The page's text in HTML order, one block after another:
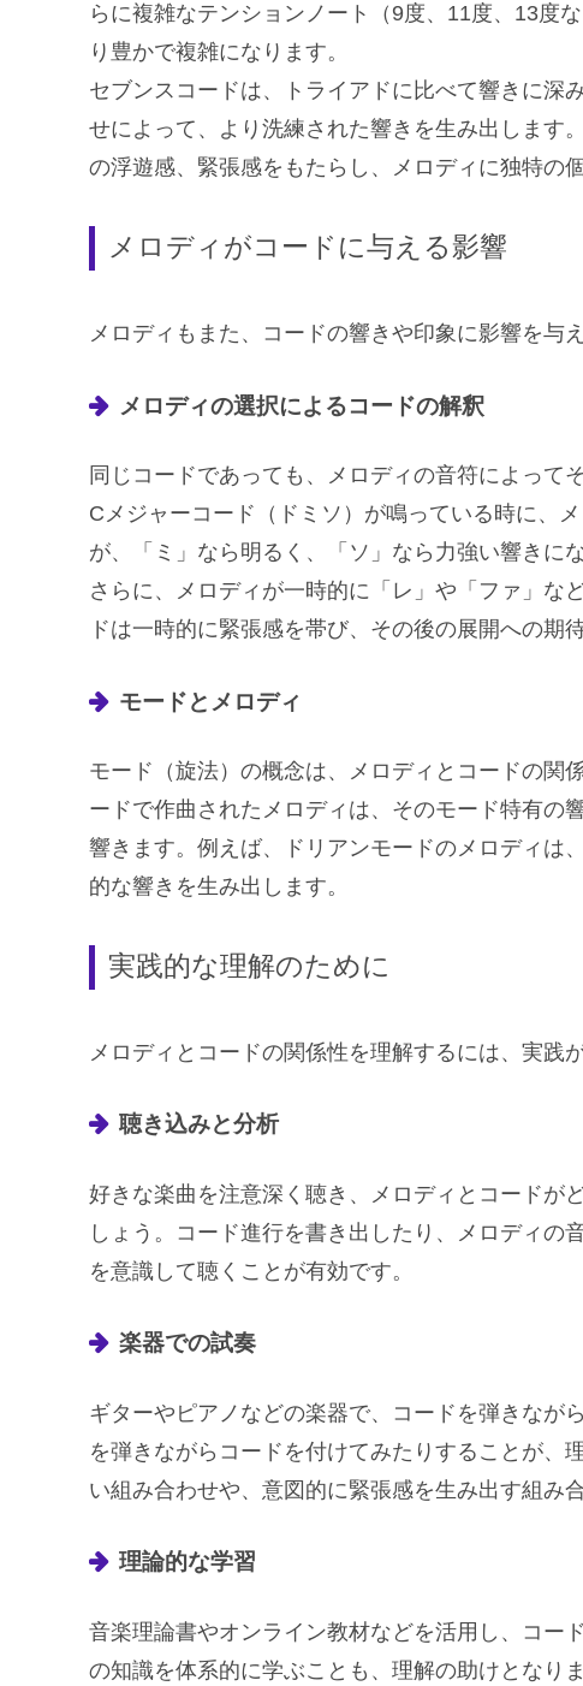
らに複雑なテンションノート（9度、11度、13度
り豊かで複雑になります。
セブンスコードは、トライアドに比べて響きに深
せによって、より洗練された響きを生み出します
の浮遊感、緊張感をもたらし、メロディに独特の
メロディがコードに与える影響
メロディもまた、コードの響きや印象に影響を与え
メロディの選択によるコードの解釈
同じコードであっても、メロディの音符によって
Cメジャーコード（ドミソ）が鳴っている時に、
が、「ミ」なら明るく、「ソ」なら力強い響きにな
さらに、メロディが一時的に「レ」や「ファ」な
ドは一時的に緊張感を帯び、その後の展開への期
モードとメロディ
モード（旋法）の概念は、メロディとコードの関
ードで作曲されたメロディは、そのモード特有の
響きます。例えば、ドリアンモードのメロディは
的な響きを生み出します。
実践的な理解のために
メロディとコードの関係性を理解するには、実践
聴き込みと分析
好きな楽曲を注意深く聴き、メロディとコードが
しょう。コード進行を書き出したり、メロディの
を意識して聴くことが有効です。
楽器での試奏
ギターやピアノなどの楽器で、コードを弾きなが
を弾きながらコードを付けてみたりすることが、
い組み合わせや、意図的に緊張感を生み出す組み
理論的な学習
音楽理論書やオンライン教材などを活用し、コー
の知識を体系的に学ぶことも、理解の助けとなりま